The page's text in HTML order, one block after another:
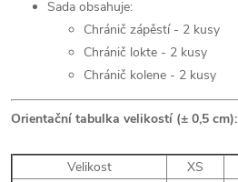
Sada obsahuje:
Chránič zápěstí - 2 kusy
Chránič lokte - 2 kusy
Chránič kolene - 2 kusy
Orientační tabulka velikostí (± 0,5 cm):
Velikost XS